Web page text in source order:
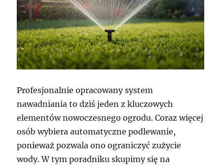
Profesjonalnie opracowany system
nawadniania to dziś jeden z kluczowych
elementów nowoczesnego ogrodu. Coraz więcej
osób wybiera automatyczne podlewanie,
ponieważ pozwala ono ograniczyć zużycie
wody. W tym poradniku skupimy się na